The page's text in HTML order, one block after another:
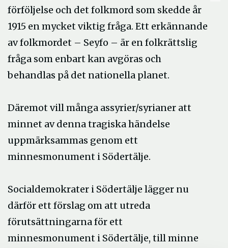
förföljelse och det folkmord som skedde år
1915 en mycket viktig fråga. Ett erkännande
av folkmordet – Seyfo – är en folkrättslig
fråga som enbart kan avgöras och
behandlas på det nationella planet.
Däremot vill många assyrier/syrianer att
minnet av denna tragiska händelse
uppmärksammas genom ett
minnesmonument i Södertälje.
Socialdemokrater i Södertälje lägger nu
därför ett förslag om att utreda
förutsättningarna för ett
minnesmonument i Södertälje, till minne